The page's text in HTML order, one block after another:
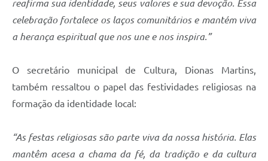
reafirma sua identidade, seus valores e sua devoção. Essa
celebração fortalece os laços comunitários e mantém viva
a herança espiritual que nos une e nos inspira.”
O secretário municipal de Cultura, Dionas Martins,
também ressaltou o papel das festividades religiosas na
formação da identidade local:
“As festas religiosas são parte viva da nossa história. Elas
mantêm acesa a chama da fé, da tradição e da cultura